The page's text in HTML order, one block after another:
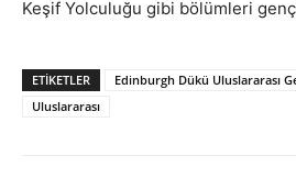
Keşif Yolculuğu gibi bölümleri
ETIKETLER
Edinburgh Dükü Uluslararası
Uluslararası